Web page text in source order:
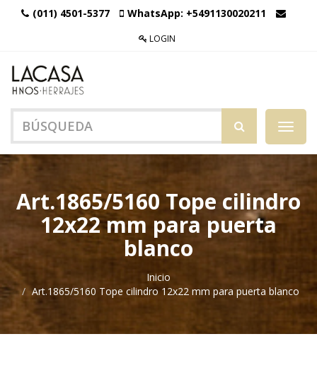
(011) 4501-5377 WhatsApp: +5491130020211
LOGIN
Menú
de
Art.1865/5160 Tope cilindro
12x22 mm para puerta
blanco
Inicio
Art.1865/5160 Tope cilindro 12x22 mm para puerta blanco